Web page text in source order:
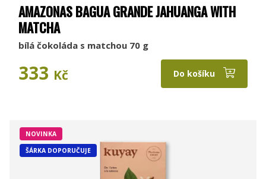
AMAZONAS BAGUA GRANDE JAHUANGA WITH
MATCHA
bílá čokoláda s matchou 70 g
333 Kč Do košíku
NOVINKA
ŠÁRKA DOPORUČUJE